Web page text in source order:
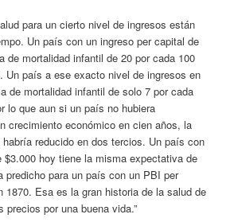
para un cierto nivel de ingresos están
Un país con un ingreso per capital de
de mortalidad infantil de 20 por cada 100
Un país a ese exacto nivel de ingresos en
de mortalidad infantil de solo 7 por cada
lo que aun si un país no hubiera
crecimiento económico en cien años, la
reducido en dos tercios. Un país con
hoy tiene la misma expectativa de
predicho para un país con un PBI per
1870. Esa es la gran historia de la salud de
precios por una buena vida.”